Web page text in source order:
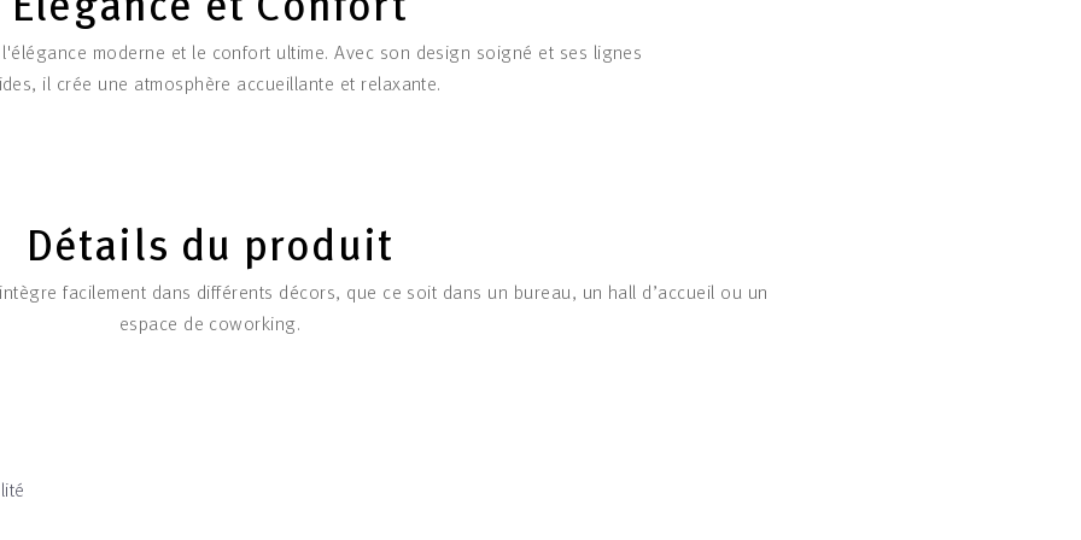
l'élégance moderne et le confort ultime. Avec son design soigné et ses lignes
il crée une atmosphère accueillante et relaxante.
Détails du produit
facilement dans différents décors, que ce soit dans un bureau, un hall d’accueil ou un
espace de coworking.